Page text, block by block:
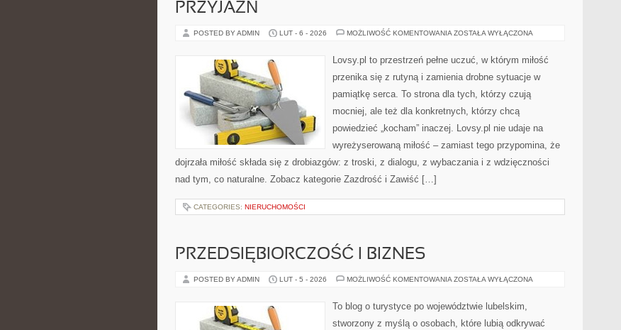
PRZYJAŹŃ
POSTED BY ADMIN LUT - 6 - 2026 MOŻLIWOŚĆ KOMENTOWANIA PRZYJAŹŃ
ZOSTAŁA WYŁĄCZONA
Lovsy.pl to przestrzeń pełne uczuć, w którym miłość
przenika się z rutyną i zamienia drobne sytuacje w
pamiątkę serca. To strona dla tych, którzy czują
mocniej, ale też dla konkretnych, którzy chcą
powiedzieć „kocham” inaczej. Lovsy.pl nie udaje na
wyreżyserowaną miłość – zamiast tego przypomina, że
dojrzała miłość składa się z drobiazgów: z troski, z dialogu, z wybaczania i z wdzięczności
nad tym, co naturalne. Zobacz kategorie Zazdrość i Zawiść […]
CATEGORIES: NIERUCHOMOŚCI
PRZEDSIĘBIORCZOŚĆ I BIZNES
POSTED BY ADMIN LUT - 5 - 2026 MOŻLIWOŚĆ KOMENTOWANIA PRZEDSIĘBIORCZOŚĆ
ZOSTAŁA WYŁĄCZONA
To blog o turystyce po województwie lubelskim,
stworzony z myślą o osobach, które lubią odkrywać